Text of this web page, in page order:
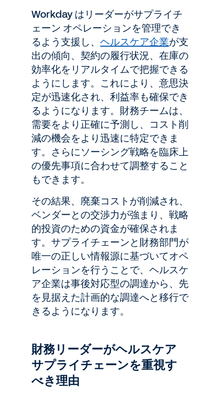
Workday はリーダーがサプライチ
ェーン オペレーションを管理でき
るよう支援し、 ヘルスケア企業が支
出の傾向、契約の履行状況、在庫の
効率化をリアルタイムで把握できる
ようにします。これにより、意思決
定が迅速化され、利益率も確保でき
るようになります。財務チームは、
需要をより正確に予測し、コスト削
減の機会をより迅速に特定できま
す。さらにソーシング戦略を臨床上
の優先事項に合わせて調整すること
もできます。
その結果、廃棄コストが削減され、
ベンダーとの交渉力が強まり、戦略
的投資のための資金が確保されま
す。サプライチェーンと財務部門が
唯一の正しい情報源に基づいてオペ
レーションを行うことで、ヘルスケ
ア企業は事後対応型の調達から、先
を見据えた計画的な調達へと移行で
きるようになります。
財務リーダーがヘルスケア
サプライチェーンを重視す
べき理由